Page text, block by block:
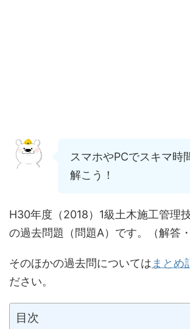
スマホやPCでスキマ時
解こう！
H30年度（2018）1級土木施工管理
の過去問題（問題A）です。（解答
そのほかの過去問については まとめ
ださい。
目次